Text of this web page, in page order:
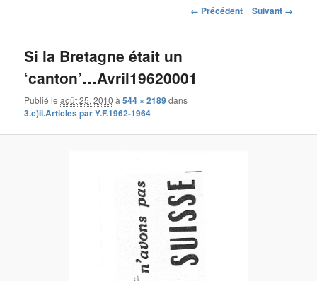
Navigation
← Précédent Suivant →
Si la Bretagne était un
‘canton’…Avril19620001
Publié leaoût 25, 2010 à544 × 2189dans
3.c)ii.Articles par Y.F.1962-1964